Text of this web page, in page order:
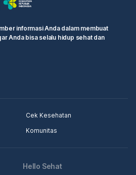
informasi Anda dalam membuat
Anda bisa selalu hidup sehat dan
Cek Kesehatan
Komunitas
Hello Sehat